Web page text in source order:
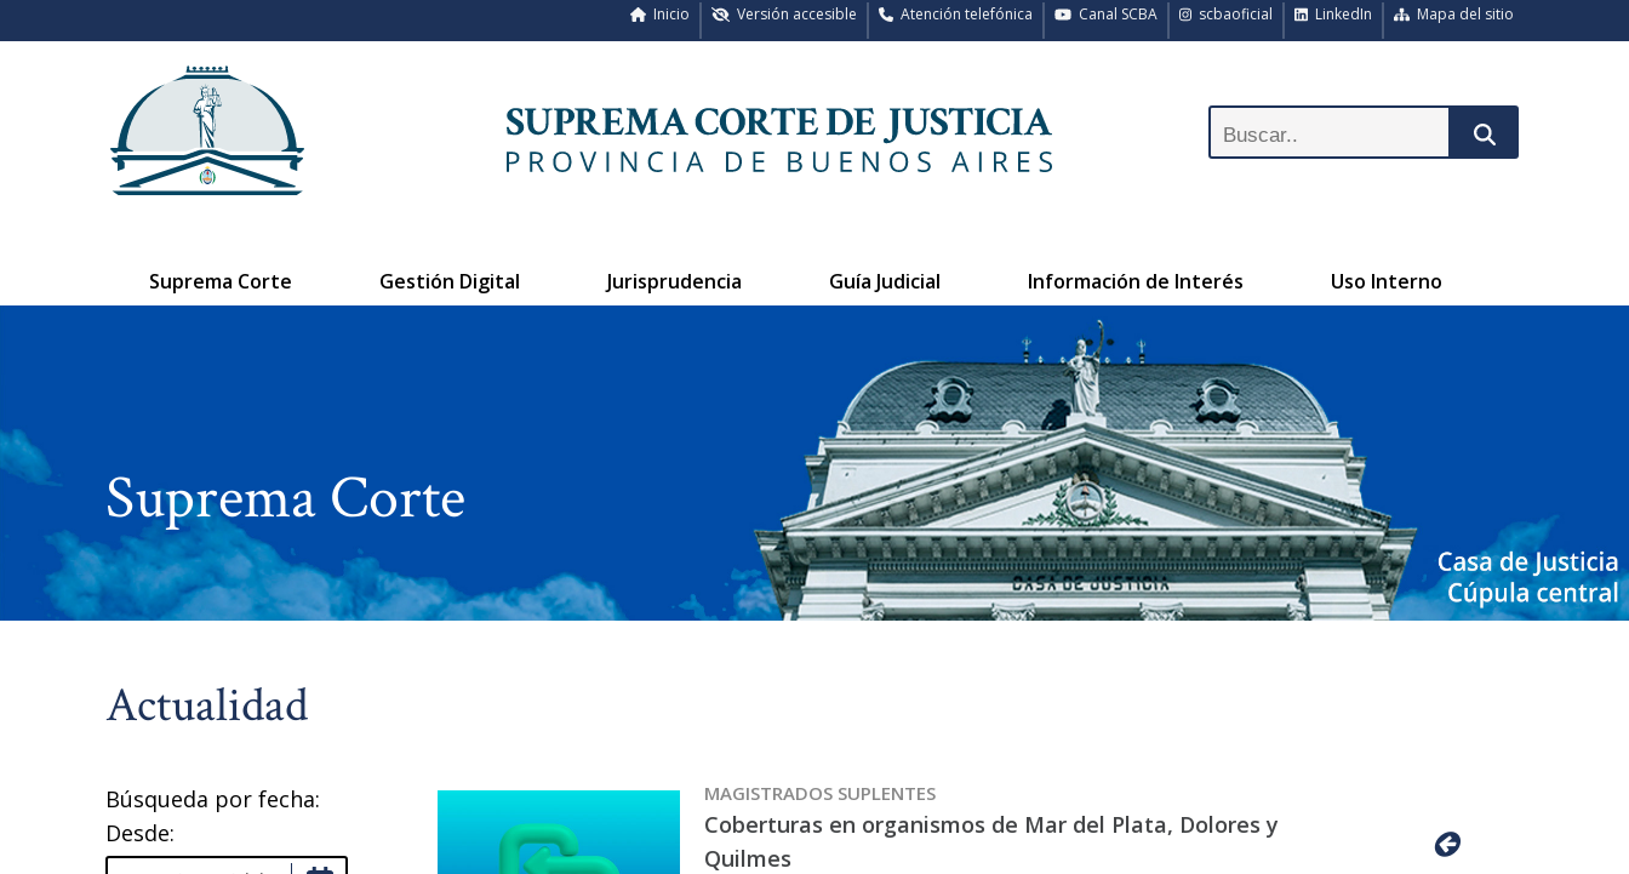
Mapa del sitio
LinkedIn
scbaoficial
Canal SCBA
Atención telefónica
Versión accesible
Inicio
Suprema Corte Gestión Digital Jurisprudencia Guía Judicial Información de Interés Uso Interno
Suprema Corte
Actualidad
Búsqueda por fecha:
Desde:
MAGISTRADOS SUPLENTES
Coberturas en organismos de Mar del Plata, Dolores y
Quilmes